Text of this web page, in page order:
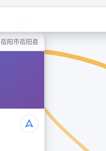
岳阳市岳阳县